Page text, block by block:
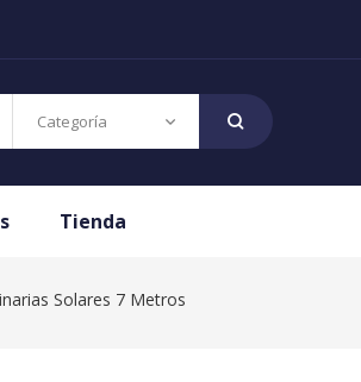
Categoría
Tienda
Solares 7 Metros